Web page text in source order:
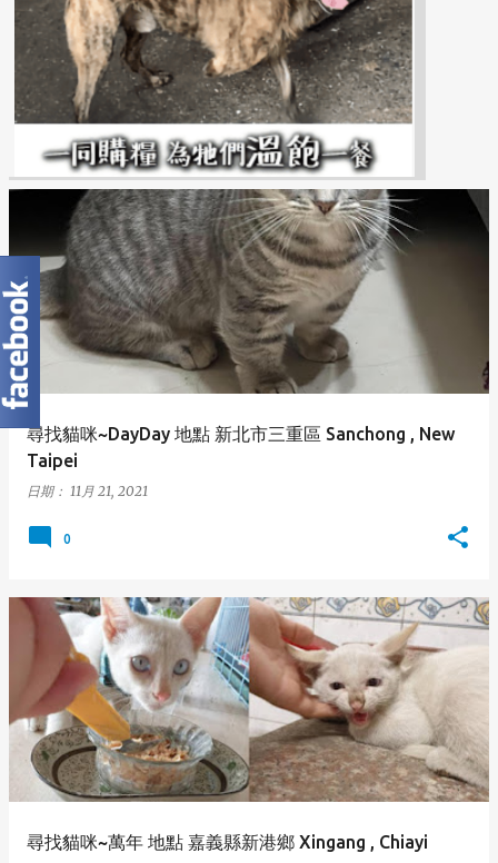
尋找貓咪~DayDay 地點 新北市三重區 Sanchong , New
Taipei
日期： 11月 21, 2021
0
尋找貓咪~萬年 地點 嘉義縣新港鄉 Xingang , Chiayi